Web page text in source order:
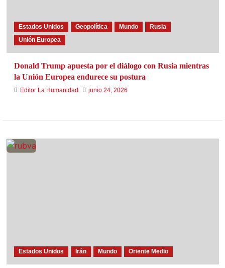
Estados Unidos Geopolítica Mundo
Rusia
Unión Europea
Donald Trump apuesta por el diálogo con Rusia mientras
la Unión Europea endurece su postura
Editor La Humanidad junio 24, 2026
Estados Unidos Irán Mundo Oriente Medio